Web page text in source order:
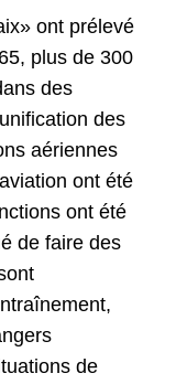
ont prélevé
plus de 300
des
des
aériennes
ont été
ont été
de faire des
de